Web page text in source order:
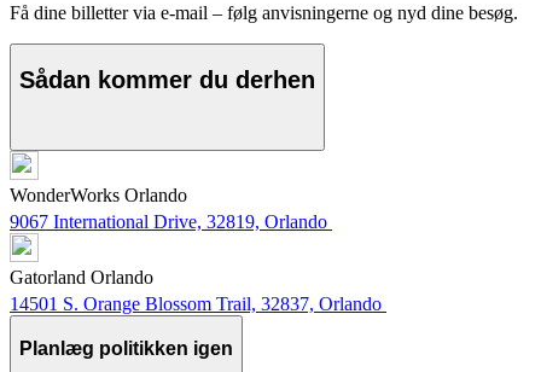
Få dine billetter via e-mail – følg anvisningerne og nyd dine besøg.
Sådan kommer du derhen
WonderWorks Orlando
9067 International Drive, 32819, Orlando
Gatorland Orlando
14501 S. Orange Blossom Trail, 32837, Orlando
Planlæg politikken igen